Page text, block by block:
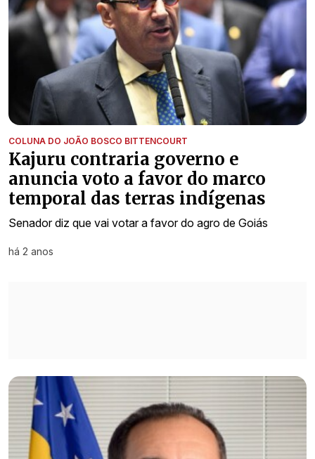
COLUNA DO JOÃO BOSCO BITTENCOURT
Kajuru contraria governo e
anuncia voto a favor do marco
temporal das terras indígenas
Senador diz que vai votar a favor do agro de Goiás
há 2 anos